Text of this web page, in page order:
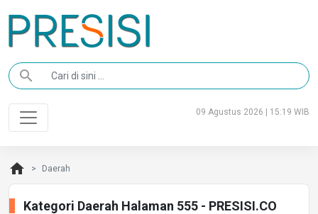
search
09 Agustus 2026 | 15:19 WIB
home Daerah
Kategori Daerah Halaman 555 - PRESISI.CO